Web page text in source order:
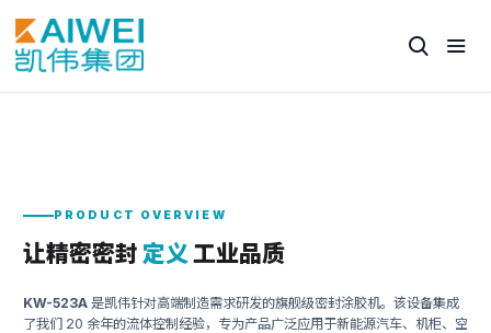
PRODUCT OVERVIEW
让精密密封 定义工业品质
KW-523A 是凯伟针对高端制造需求研发的旗舰级密封涂胶机。该设备集成
了我们 20 余年的流体控制经验，专为产品广泛应用于新能源汽车、机柜、空